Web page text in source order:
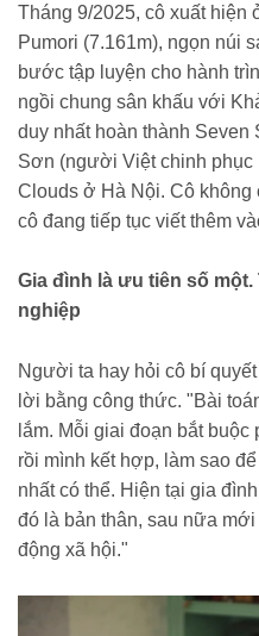
Tháng 9/2025, cô xuất hiện
Pumori (7.161m), ngọn núi
bước tập luyện cho hành
ngồi chung sân khấu với
duy nhất hoàn thành Seven
Sơn (người Việt chinh phục
Clouds ở Hà Nội. Cô
cô đang tiếp tục viết thêm
Gia đình là ưu tiên số
nghiệp
Người ta hay hỏi cô bí
lời bằng công thức. "Bài
lắm. Mỗi giai đoạn bắt
rồi mình kết hợp, làm sao
nhất có thể. Hiện tại gia
đó là bản thân, sau nữa
động xã hội."